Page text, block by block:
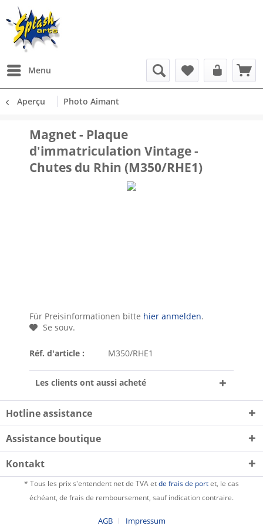
Menu
Aperçu Photo Aimant
Magnet - Plaque
d'immatriculation Vintage -
Chutes du Rhin (M350/RHE1)
Für Preisinformationen bitte hier anmelden.
Se souv.
Réf. d'article : M350/RHE1
Les clients ont aussi acheté
Hotline assistance
Assistance boutique
Kontakt
* Tous les prix s'entendent net de TVA etde frais de portet, le cas
échéant, de frais de remboursement, sauf indication contraire.
AGB Impressum